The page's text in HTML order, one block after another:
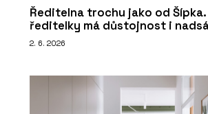
Ředitelna trochu jako od
ředitelky má důstojnost i
2. 6. 2026